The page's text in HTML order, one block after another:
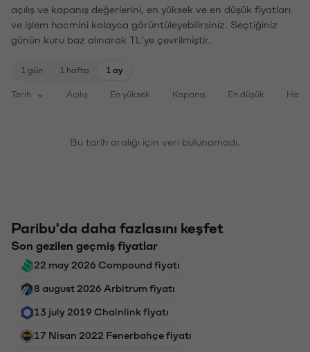
açılış ve kapanış değerlerini, en yüksek ve en düşük fiyatları
ve işlem hacmini kolayca görüntüleyebilirsiniz. Seçtiğiniz
günün kuru baz alınarak TL'ye çevrilmiştir.
1 gün 1 hafta 1 ay
Tarih Açılış En yüksek Kapanış En düşük
Bu tarih aralığı için veri bulunamadı.
Paribu'da daha fazlasını keşfet
Son gezilen geçmiş fiyatlar
22 may 2026 Compound fiyatı
8 august 2026 Arbitrum fiyatı
13 july 2019 Chainlink fiyatı
17 Nisan 2022 Fenerbahçe fiyatı